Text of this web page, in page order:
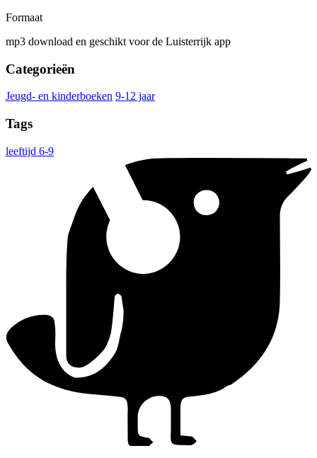
Formaat
mp3 download en geschikt voor de Luisterrijk app
Categorieën
Jeugd- en kinderboeken 9-12 jaar
Tags
leeftijd 6-9